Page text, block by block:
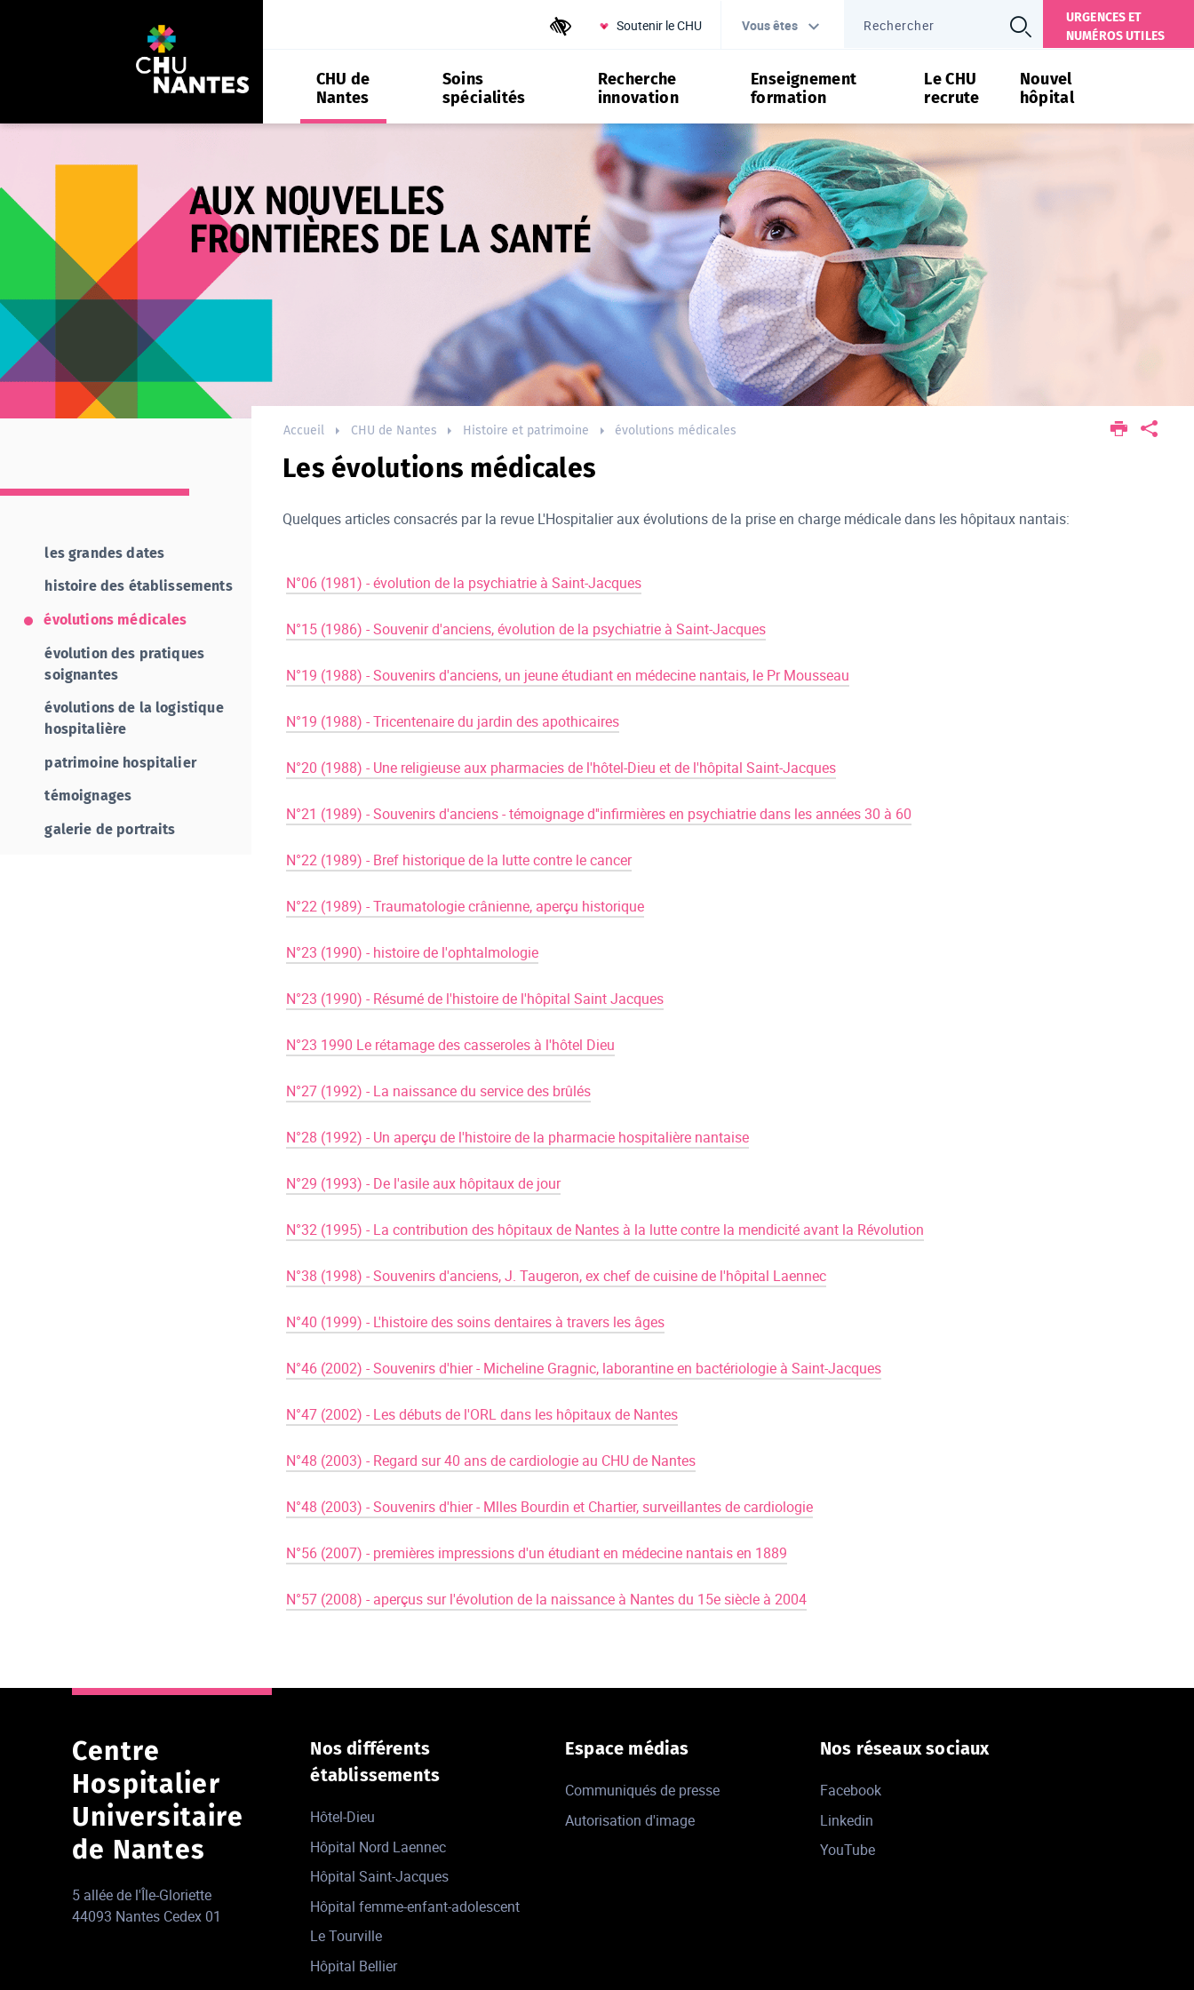
Outils d'accessibilité
Soutenir le CHU Vous êtes
URGENCES ET
NUMÉROS UTILES
CHU de
Nantes
Soins
spécialités
Recherche
innovation
Enseignement
formation
Le CHU
recrute
Nouvel
hôpital
Accueil CHU de Nantes Histoire et patrimoine évolutions médicales
Les évolutions médicales
Quelques articles consacrés par la revue L'Hospitalier aux évolutions de la prise en charge médicale dans les hôpitaux nantais:
N°06 (1981) - évolution de la psychiatrie à Saint-Jacques
N°15 (1986) - Souvenir d'anciens, évolution de la psychiatrie à Saint-Jacques
N°19 (1988) - Souvenirs d'anciens, un jeune étudiant en médecine nantais, le Pr Mousseau
N°19 (1988) - Tricentenaire du jardin des apothicaires
N°20 (1988) - Une religieuse aux pharmacies de l'hôtel-Dieu et de l'hôpital Saint-Jacques
N°21 (1989) - Souvenirs d'anciens - témoignage d''infirmières en psychiatrie dans les années 30 à 60
N°22 (1989) - Bref historique de la lutte contre le cancer
N°22 (1989) - Traumatologie crânienne, aperçu historique
N°23 (1990) - histoire de l'ophtalmologie
N°23 (1990) - Résumé de l'histoire de l'hôpital Saint Jacques
N°23 1990 Le rétamage des casseroles à l'hôtel Dieu
N°27 (1992) - La naissance du service des brûlés
N°28 (1992) - Un aperçu de l'histoire de la pharmacie hospitalière nantaise
N°29 (1993) - De l'asile aux hôpitaux de jour
N°32 (1995) - La contribution des hôpitaux de Nantes à la lutte contre la mendicité avant la Révolution
N°38 (1998) - Souvenirs d'anciens, J. Taugeron, ex chef de cuisine de l'hôpital Laennec
N°40 (1999) - L'histoire des soins dentaires à travers les âges
N°46 (2002) - Souvenirs d'hier - Micheline Gragnic, laborantine en bactériologie à Saint-Jacques
N°47 (2002) - Les débuts de l'ORL dans les hôpitaux de Nantes
N°48 (2003) - Regard sur 40 ans de cardiologie au CHU de Nantes
N°48 (2003) - Souvenirs d'hier - Mlles Bourdin et Chartier, surveillantes de cardiologie
N°56 (2007) - premières impressions d'un étudiant en médecine nantais en 1889
N°57 (2008) - aperçus sur l'évolution de la naissance à Nantes du 15e siècle à 2004
les grandes dates
histoire des établissements
évolutions médicales
évolution des pratiques
soignantes
évolutions de la logistique
hospitalière
patrimoine hospitalier
témoignages
galerie de portraits
Centre
Hospitalier
Universitaire
de Nantes
5 allée de l'Île-Gloriette
44093 Nantes Cedex 01
Nos différents
établissements
Hôtel-Dieu
Hôpital Nord Laennec
Hôpital Saint-Jacques
Hôpital femme-enfant-adolescent
Le Tourville
Hôpital Bellier
Espace médias
Communiqués de presse
Autorisation d'image
Nos réseaux sociaux
Facebook
Linkedin
YouTube